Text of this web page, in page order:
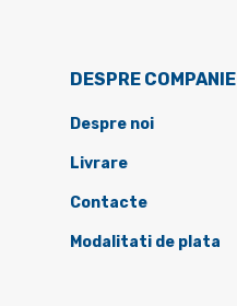
DESPRE COMPANIE
Despre noi
Livrare
Contacte
Modalitati de plata